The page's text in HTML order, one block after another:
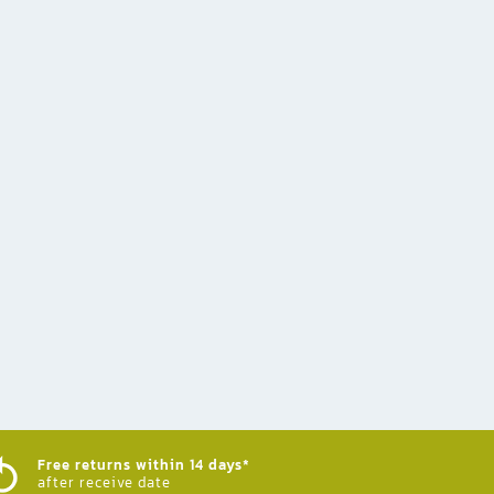
Free returns within 14 days*
after receive date